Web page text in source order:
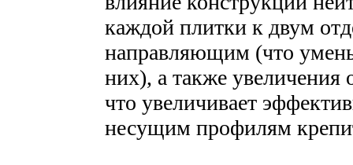
каждой плитки к двум
направляющим (что
них), а также увеличения
что увеличивает
несущим профилям